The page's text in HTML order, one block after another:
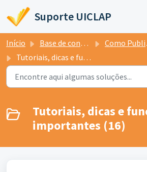
Ir para o conteúdo principal
Suporte UICLAP
Início Base de conhecimento
Como Publicar
Tutoriais, dicas e funcionalidades importantes
Tutoriais, dicas e
importantes (16)